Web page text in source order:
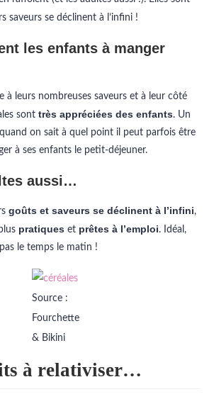
saveurs se déclinent à l’infini !
les enfants à manger
à leurs nombreuses saveurs et à leur côté
sont très appréciées des enfants. Un
on sait à quel point il peut parfois être
à ses enfants le petit-déjeuner.
aussi…
goûts et saveurs se déclinent à l’infini,
pratiques et prêtes à l’emploi. Idéal,
le temps le matin !
Source :
Fourchette
& Bikini
à relativiser…